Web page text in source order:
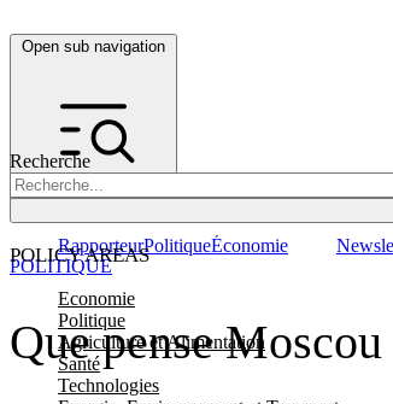
Open sub navigation
Recherche
POLICY AREAS
Economie
Politique
Agriculture et Alimentation
Santé
Technologies
RapporteurPolitiqueÉconomie
Que pense
POLITIQUE